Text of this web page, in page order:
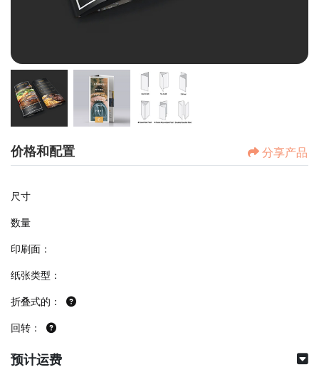
价格和配置 分享产品
尺寸
数量
印刷面：
纸张类型：
折叠式的：
回转：
预计运费